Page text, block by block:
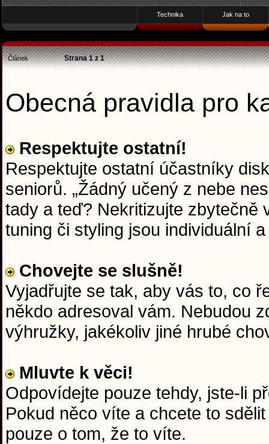
Technika Jak na to
Článek Strana1z1
Obecná pravidla pro
Respektujte ostatní!
Respektujte ostatní účastníky
seniorů. „Žádný učený z nebe
tady a teď? Nekritizujte zbytečně
tuning či styling jsou individuální
Chovejte se slušně!
Vyjadřujte se tak, aby vás to, co
někdo adresoval vám. Nebudou
výhružky, jakékoliv jiné hrubé
Mluvte k věci!
Odpovídejte pouze tehdy, jste-li
Pokud něco víte a chcete to
pouze o tom, že to víte.